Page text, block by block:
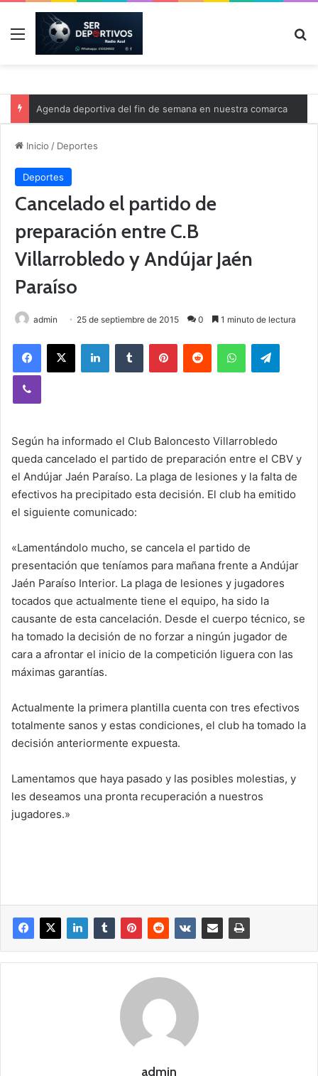
Menú
Agenda deportiva del fin de semana en nuestra comarca
Inicio / Deportes
Deportes
Cancelado el partido de
preparación entre C.B
Villarrobledo y Andújar Jaén
Paraíso
admin 25 de septiembre de 2015 0 1 minuto de lectura
Según ha informado el Club Baloncesto Villarrobledo
queda cancelado el partido de preparación entre el CBV y
el Andújar Jaén Paraíso. La plaga de lesiones y la falta de
efectivos ha precipitado esta decisión. El club ha emitido
el siguiente comunicado:
«Lamentándolo mucho, se cancela el partido de
presentación que teníamos para mañana frente a Andújar
Jaén Paraíso Interior. La plaga de lesiones y jugadores
tocados que actualmente tiene el equipo, ha sido la
causante de esta cancelación. Desde el cuerpo técnico, se
ha tomado la decisión de no forzar a ningún jugador de
cara a afrontar el inicio de la competición liguera con las
máximas garantías.
Actualmente la primera plantilla cuenta con tres efectivos
totalmente sanos y estas condiciones, el club ha tomado la
decisión anteriormente expuesta.
Lamentamos que haya pasado y las posibles molestias, y
les deseamos una pronta recuperación a nuestros
jugadores.»
admin